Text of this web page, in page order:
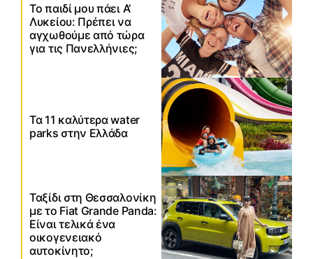
Το παιδί μου πάει Α’
Λυκείου: Πρέπει να
αγχωθούμε από τώρα
για τις Πανελλήνιες;
Τα 11 καλύτερα water
parks στην Ελλάδα
Ταξίδι στη Θεσσαλονίκη
με το Fiat Grande Panda:
Είναι τελικά ένα
οικογενειακό
αυτοκίνητο;